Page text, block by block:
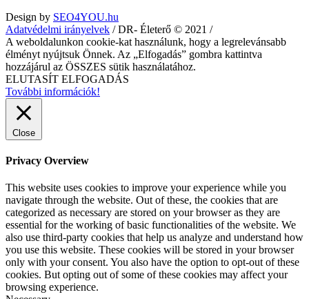
Design by SEO4YOU.hu
Adatvédelmi irányelvek / DR- Életerő © 2021 /
A weboldalunkon cookie-kat használunk, hogy a legrelevánsabb
élményt nyújtsuk Önnek. Az „Elfogadás” gombra kattintva
hozzájárul az ÖSSZES sütik használatához.
ELUTASÍT ELFOGADÁS
További információk!
Close
Privacy Overview
This website uses cookies to improve your experience while you
navigate through the website. Out of these, the cookies that are
categorized as necessary are stored on your browser as they are
essential for the working of basic functionalities of the website. We
also use third-party cookies that help us analyze and understand how
you use this website. These cookies will be stored in your browser
only with your consent. You also have the option to opt-out of these
cookies. But opting out of some of these cookies may affect your
browsing experience.